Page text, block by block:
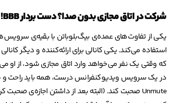
شرکت در اتاق مجازی بدون صدا؟ دست بردار BBB!
یکی از تفاوت‌های عمده‌ی بیگ‌بلوباتن با بقیه‌ی
استفاده می‌کند. یکی کانالی برای ارائه‌کننده و دیگر
در یک سرویس ویدیوکنفرانس درست، همه باید راحت و